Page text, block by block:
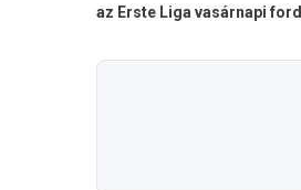
az Erste Liga vasárnapi